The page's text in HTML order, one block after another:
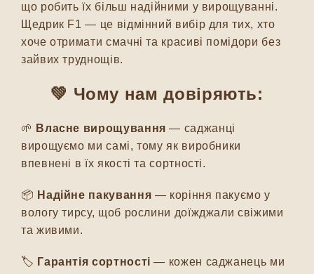
що робить їх більш надійними у вирощуванні.
Щедрик F1 — це відмінний вибір для тих, хто
хоче отримати смачні та красиві помідори без
зайвих труднощів.
💚 Чому нам довіряють:
🌱 Власне вирощування — саджанці
вирощуємо ми самі, тому як виробники
впевнені в їх якості та сортності.
📦 Надійне пакування — коріння пакуємо у
вологу тирсу, щоб рослини доїжджали свіжими
та живими.
🏷️ Гарантія сортності — кожен саджанець ми